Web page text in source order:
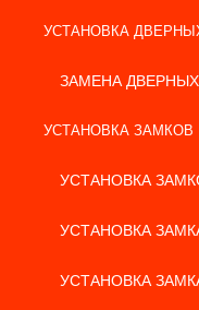
УСТАНОВКА
ЗАМЕНА
УСТАНОВКА ЗАМКОВ
УСТАНОВКА
УСТАНОВКА
УСТАНОВКА